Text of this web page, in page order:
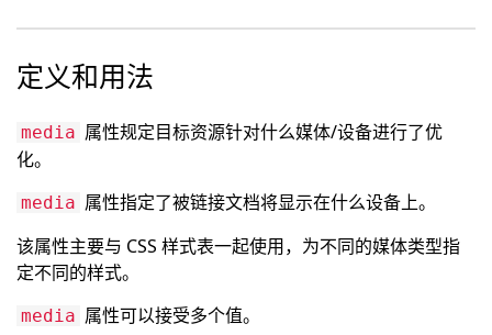
定义和用法
media 属性规定目标资源针对什么媒体/设备进行了优
化。
media 属性指定了被链接文档将显示在什么设备上。
该属性主要与 CSS 样式表一起使用，为不同的媒体类型指
定不同的样式。
media 属性可以接受多个值。